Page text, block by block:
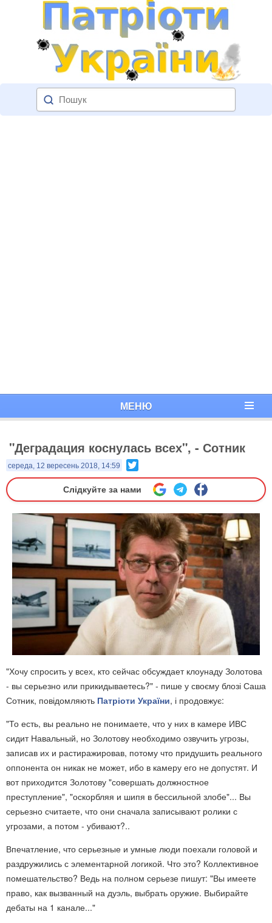
МЕНЮ
"Деградация коснулась всех", - Сотник
середа, 12 вересень 2018, 14:59
Слідкуйте за нами
"Хочу спросить у всех, кто сейчас обсуждает клоунаду Золотова
- вы серьезно или прикидываетесь?" - пише у своєму блозі Саша
Сотник, повідомляють Патріоти України, і продовжує:
"То есть, вы реально не понимаете, что у них в камере ИВС
сидит Навальный, но Золотову необходимо озвучить угрозы,
записав их и растиражировав, потому что придушить реального
оппонента он никак не может, ибо в камеру его не допустят. И
вот приходится Золотову "совершать должностное
преступление", "оскорбляя и шипя в бессильной злобе"... Вы
серьезно считаете, что они сначала записывают ролики с
угрозами, а потом - убивают?..
Впечатление, что серьезные и умные люди поехали головой и
раздружились с элементарной логикой. Что это? Коллективное
помешательство? Ведь на полном серьезе пишут: "Вы имеете
право, как вызванный на дуэль, выбрать оружие. Выбирайте
дебаты на 1 канале..."